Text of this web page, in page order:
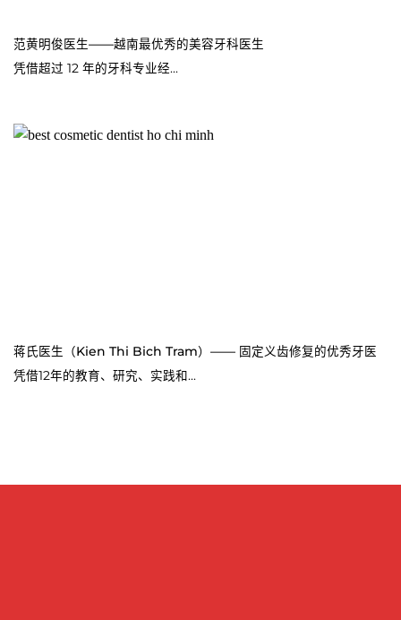
范黄明俊医生——越南最优秀的美容牙科医生
凭借超过 12 年的牙科专业经...
蒋氏医生（Kien Thi Bich Tram）—— 固定义齿修复的优秀牙医
凭借12年的教育、研究、实践和...